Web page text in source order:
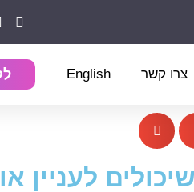
צרו קשר English
לעניין